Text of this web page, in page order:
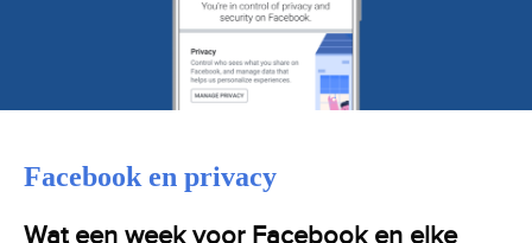
Facebook en privacy
Wat een week voor Facebook en elke